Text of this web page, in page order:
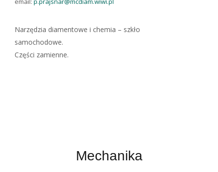
Narzędzia diamentowe i chemia – szkło
samochodowe.
Części zamienne.
Mechanika